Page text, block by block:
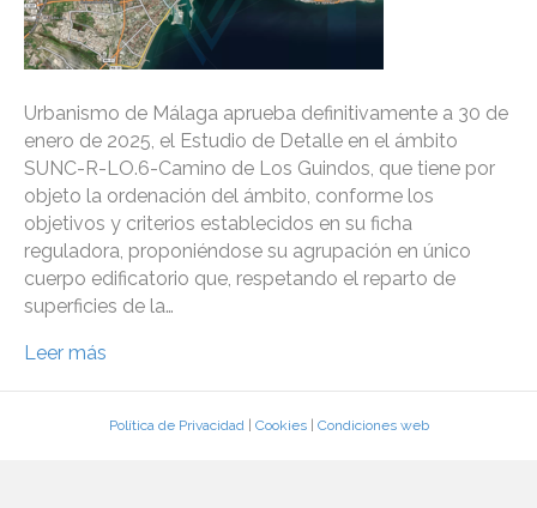
Urbanismo de Málaga aprueba definitivamente a 30 de
enero de 2025, el Estudio de Detalle en el ámbito
SUNC-R-LO.6-Camino de Los Guindos, que tiene por
objeto la ordenación del ámbito, conforme los
objetivos y criterios establecidos en su ficha
reguladora, proponiéndose su agrupación en único
cuerpo edificatorio que, respetando el reparto de
superficies de la…
Leer más
Política de Privacidad| Cookies| Condiciones web